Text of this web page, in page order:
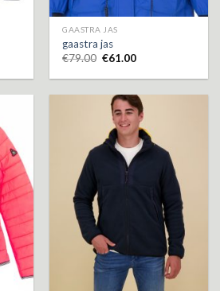
GAASTRA JAS
gaastra jas
€79.00 €61.00